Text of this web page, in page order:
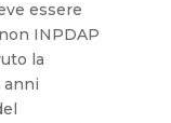
essere
INPDAP
la
anni